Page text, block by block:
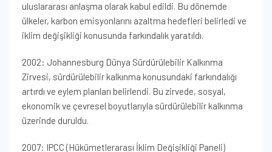
uluslararası anlaşma olarak kabul edildi. Bu dönemde
ülkeler, karbon emisyonlarını azaltma hedefleri belirledi ve
iklim değişikliği konusunda farkındalık yaratıldı.
2002: Johannesburg Dünya Sürdürülebilir Kalkınma
Zirvesi, sürdürülebilir kalkınma konusundaki farkındalığı
artırdı ve eylem planları belirlendi. Bu zirvede, sosyal,
ekonomik ve çevresel boyutlarıyla sürdürülebilir kalkınma
üzerinde duruldu.
2007: IPCC (Hükümetlerarası İklim Değişikliği Paneli)